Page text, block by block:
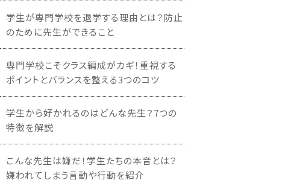
学生が専門学校を退学する理由とは？防止
のために先生ができること
専門学校こそクラス編成がカギ！重視する
ポイントとバランスを整える3つのコツ
学生から好かれるのはどんな先生？7つの
特徴を解説
こんな先生は嫌だ！学生たちの本音とは？
嫌われてしまう言動や行動を紹介